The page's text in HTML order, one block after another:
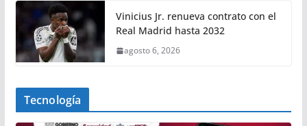
Vinicius Jr. renueva contrato con el
Real Madrid hasta 2032
agosto 6, 2026
Tecnología